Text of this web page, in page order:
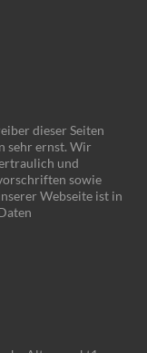
dieser Seiten
sehr ernst. Wir
und
sowie
Webseite ist in